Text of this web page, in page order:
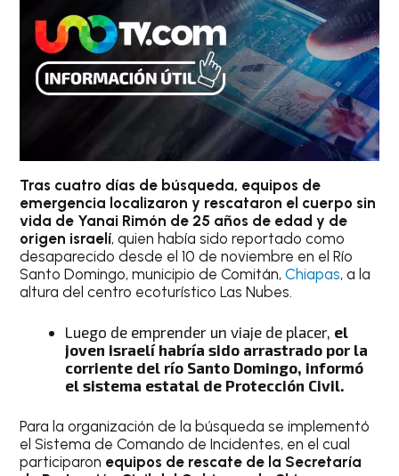
Tras cuatro días de búsqueda, equipos de
emergencia localizaron y rescataron el cuerpo sin
vida de Yanai Rimón de 25 años de edad y de
origen israelí, quien había sido reportado como
desaparecido desde el 10 de noviembre en el Río
Santo Domingo, municipio de Comitán,Chiapas, a la
altura del centro ecoturístico Las Nubes.
Luego de emprender un viaje de placer, el
joven israelí habría sido arrastrado por la
corriente del río Santo Domingo, informó
el sistema estatal de Protección Civil.
Para la organización de la búsqueda se implementó
el Sistema de Comando de Incidentes, en el cual
participaron equipos de rescate de la Secretaría